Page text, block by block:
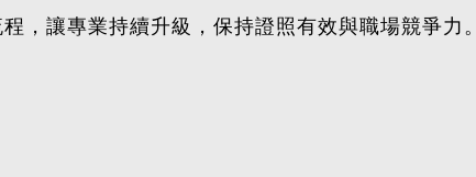
，讓專業持續升級，保持證照有效與職場競爭力。